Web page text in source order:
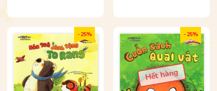
- 25%
Hết hàng
- 25%